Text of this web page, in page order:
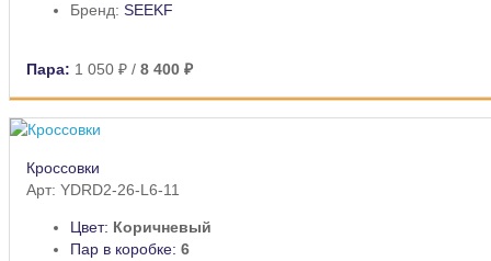
Бренд: SEEKF
Пара: 1 050 ₽ / 8 400 ₽
Кроссовки
Арт: YDRD2-26-L6-11
Цвет: Коричневый
Пар в коробке: 6